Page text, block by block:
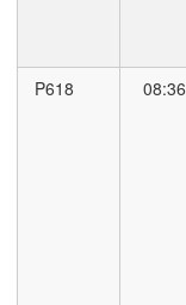
P618 08:36